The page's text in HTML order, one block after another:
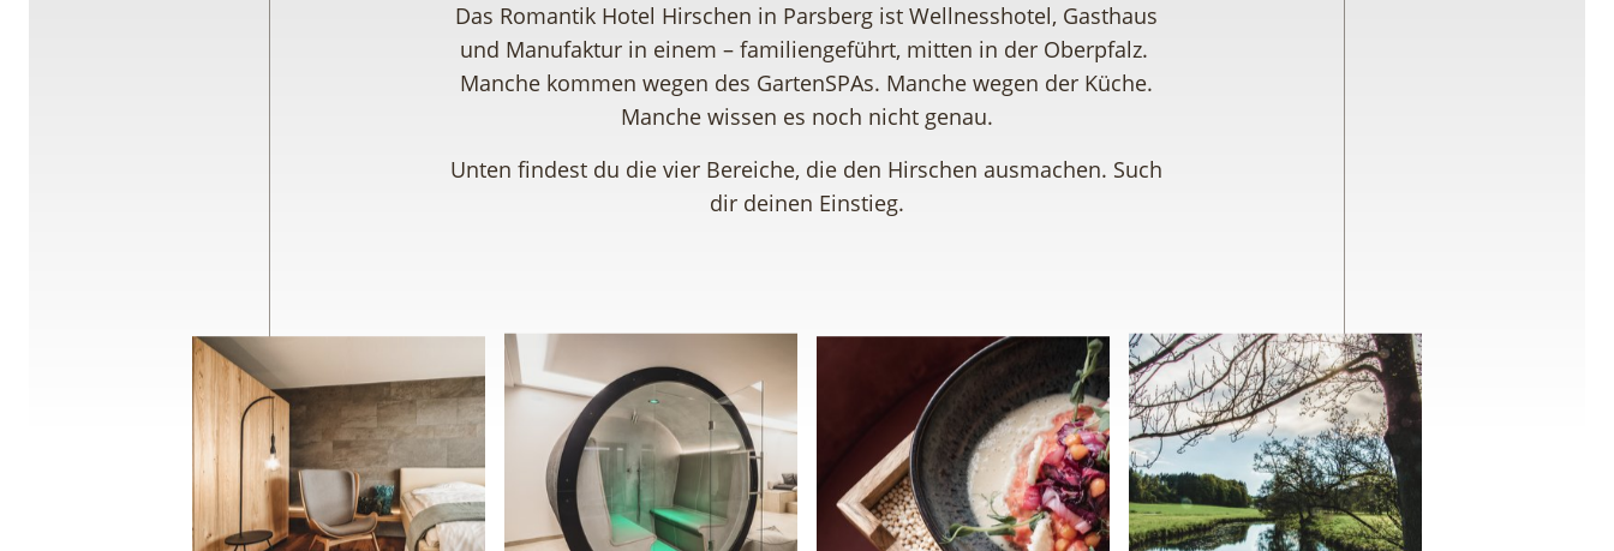
Das Romantik Hotel Hirschen in Parsberg ist Wellnesshotel, Gasthaus
und Manufaktur in einem – familiengeführt, mitten in der Oberpfalz.
Manche kommen wegen des GartenSPAs. Manche wegen der Küche.
Manche wissen es noch nicht genau.
Unten findest du die vier Bereiche, die den Hirschen ausmachen. Such
dir deinen Einstieg.